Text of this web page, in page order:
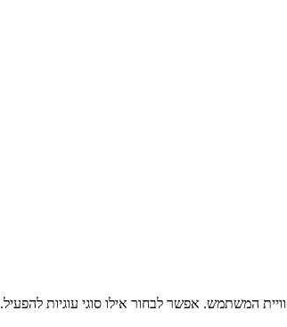
המשתמש. אפשר לבחור אילו סוגי עוגיות להפעיל.